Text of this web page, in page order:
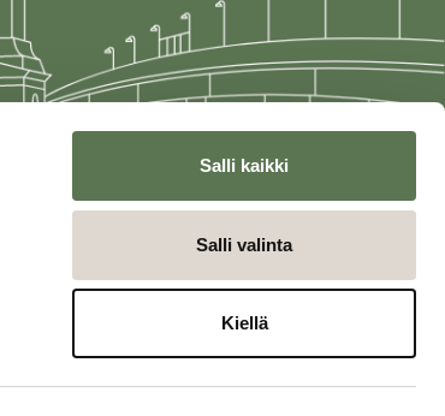
Salli kaikki
Salli valinta
Kiellä